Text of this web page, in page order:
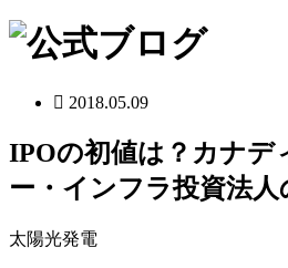
2018.05.09
IPOの初値は？カナデ
ー・インフラ投資法人
太陽光発電